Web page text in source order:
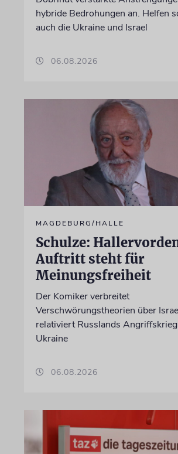
hybride Bedrohungen an. Helfen
auch die Ukraine und Israel
06.08.2026
MAGDEBURG/HALLE
Schulze:
Auftritt steht für
Meinungsfreiheit
Der Komiker verbreitet
Verschwörungstheorien über
relativiert Russlands
Ukraine
06.08.2026